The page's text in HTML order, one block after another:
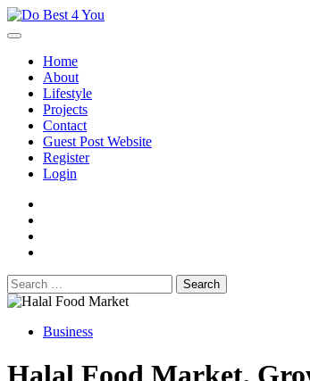
Skip
to
Home
About
Lifestyle
Projects
Contact
Guest Post Website
Register
Login
Search
for:
Business